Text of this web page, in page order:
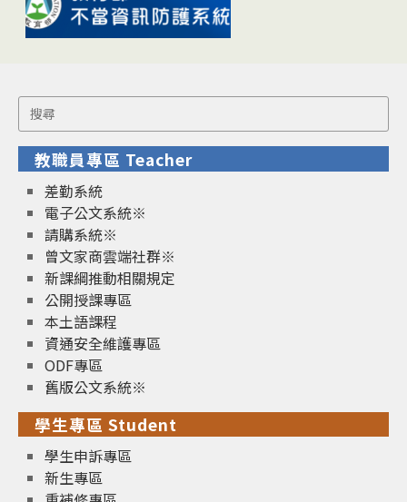
Search
for:
教職員專區 Teacher
差勤系統
電子公文系統※
請購系統※
曾文家商雲端社群※
新課綱推動相關規定
公開授課專區
本土語課程
資通安全維護專區
ODF專區
舊版公文系統※
學生專區 Student
學生申訴專區
新生專區